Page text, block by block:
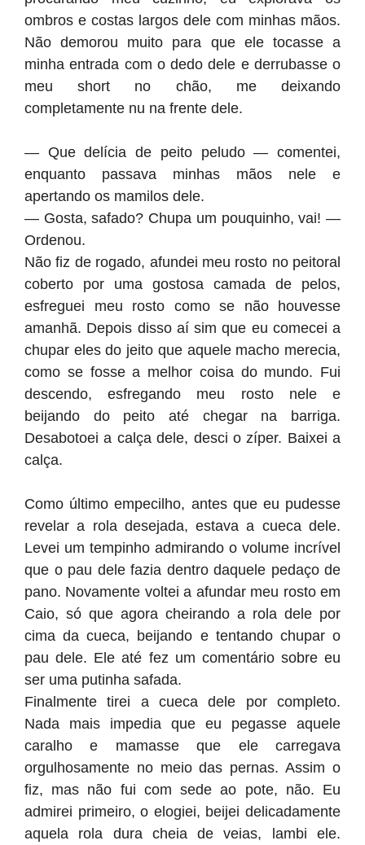
ombros e costas largos dele com minhas mãos.
Não demorou muito para que ele tocasse a
minha entrada com o dedo dele e derrubasse o
meu short no chão, me deixando
completamente nu na frente dele.
— Que delícia de peito peludo — comentei,
enquanto passava minhas mãos nele e
apertando os mamilos dele.
— Gosta, safado? Chupa um pouquinho, vai! —
Ordenou.
Não fiz de rogado, afundei meu rosto no peitoral
coberto por uma gostosa camada de pelos,
esfreguei meu rosto como se não houvesse
amanhã. Depois disso aí sim que eu comecei a
chupar eles do jeito que aquele macho merecia,
como se fosse a melhor coisa do mundo. Fui
descendo, esfregando meu rosto nele e
beijando do peito até chegar na barriga.
Desabotoei a calça dele, desci o zíper. Baixei a
calça.
Como último empecilho, antes que eu pudesse
revelar a rola desejada, estava a cueca dele.
Levei um tempinho admirando o volume incrível
que o pau dele fazia dentro daquele pedaço de
pano. Novamente voltei a afundar meu rosto em
Caio, só que agora cheirando a rola dele por
cima da cueca, beijando e tentando chupar o
pau dele. Ele até fez um comentário sobre eu
ser uma putinha safada.
Finalmente tirei a cueca dele por completo.
Nada mais impedia que eu pegasse aquele
caralho e mamasse que ele carregava
orgulhosamente no meio das pernas. Assim o
fiz, mas não fui com sede ao pote, não. Eu
admirei primeiro, o elogiei, beijei delicadamente
aquela rola dura cheia de veias, lambi ele.